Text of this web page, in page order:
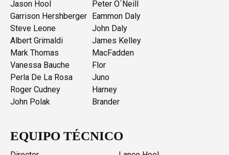
Jason Hool
Peter O´Neill
Garrison Hershberger Eammon Daly
Steve Leone
John Daly
Albert Grimaldi
James Kelley
Mark Thomas
MacFadden
Vanessa Bauche
Flor
Perla De La Rosa
Juno
Roger Cudney
Harney
John Polak
Brander
EQUIPO TÉCNICO